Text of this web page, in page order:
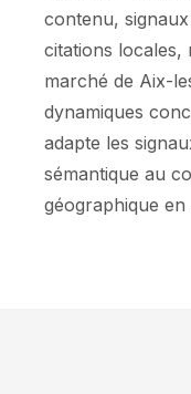
contenu,
citations locales,
marché de Aix-
dynamiques
adapte les
sémantique au
géographique